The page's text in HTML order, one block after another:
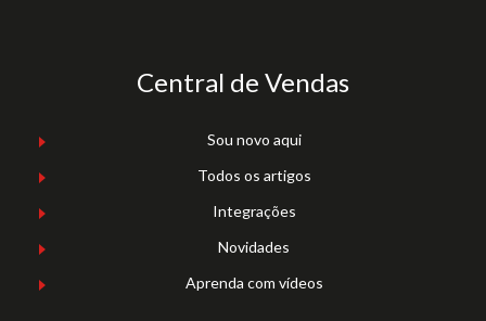
Central de Vendas
Sou novo aqui
Todos os artigos
Integrações
Novidades
Aprenda com vídeos